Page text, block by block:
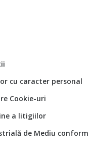
cu caracter personal
Cookie-uri
a litigiilor
de Mediu conform